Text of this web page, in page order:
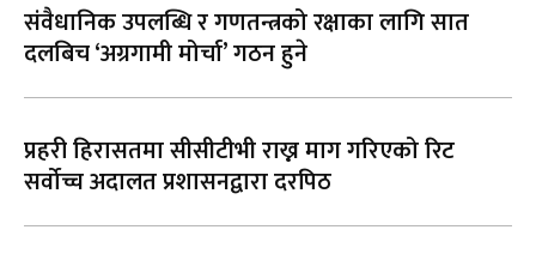
संवैधानिक उपलब्धि र गणतन्त्रको रक्षाका लागि सात
दलबिच ‘अग्रगामी मोर्चा’ गठन हुने
प्रहरी हिरासतमा सीसीटीभी राख्न माग गरिएको रिट
सर्वोच्च अदालत प्रशासनद्वारा दरपिठ